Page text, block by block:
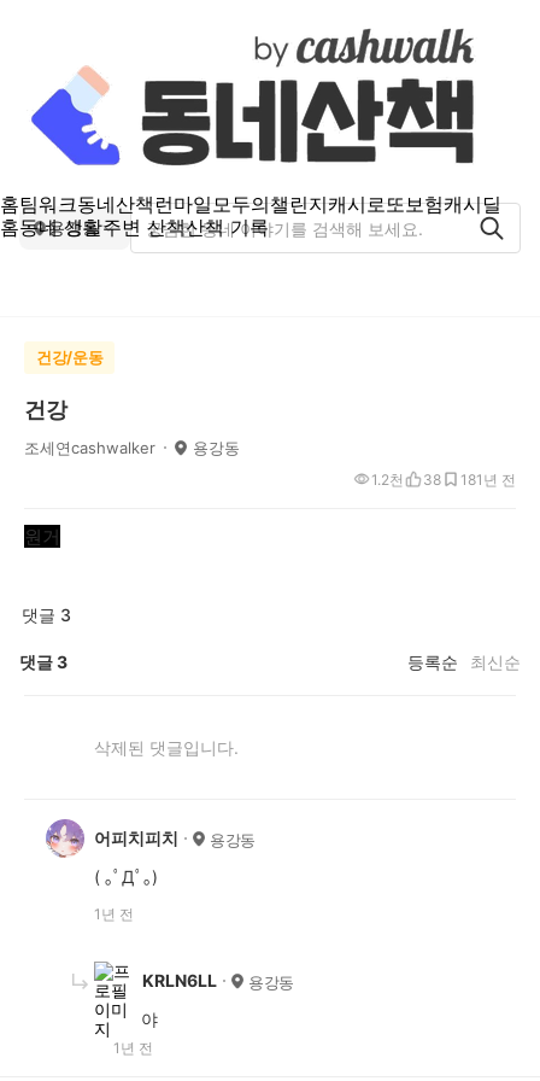
홈팀워크동네산책런마일모두의챌린지캐시로또보험캐시딜
홈동네 생활주변 산책산책 기록
용강동
건강/운동
건강
조세연cashwalker 용강동
1년 전
1.2천 38 18
원거
댓글 3
댓글3 등록순 최신순
삭제된 댓글입니다.
어피치피치 용강동
( ｡ﾟДﾟ｡)
1년 전
KRLN6LL 용강동
야
1년 전